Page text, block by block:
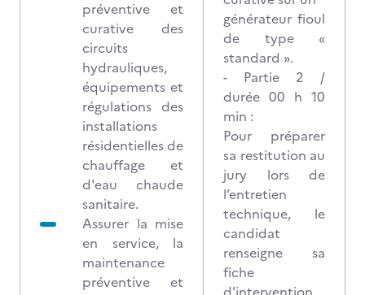
préventive et
curative des
circuits
hydrauliques,
équipements et
régulations des
installations
résidentielles de
chauffage et
d'eau chaude
sanitaire.
Assurer la mise
en service, la
maintenance
préventive et
générateur fioul
de type «
standard ».
- Partie 2 /
durée 00 h 10
min :
Pour préparer
sa restitution au
jury lors de
l’entretien
technique, le
candidat
renseigne sa
fiche